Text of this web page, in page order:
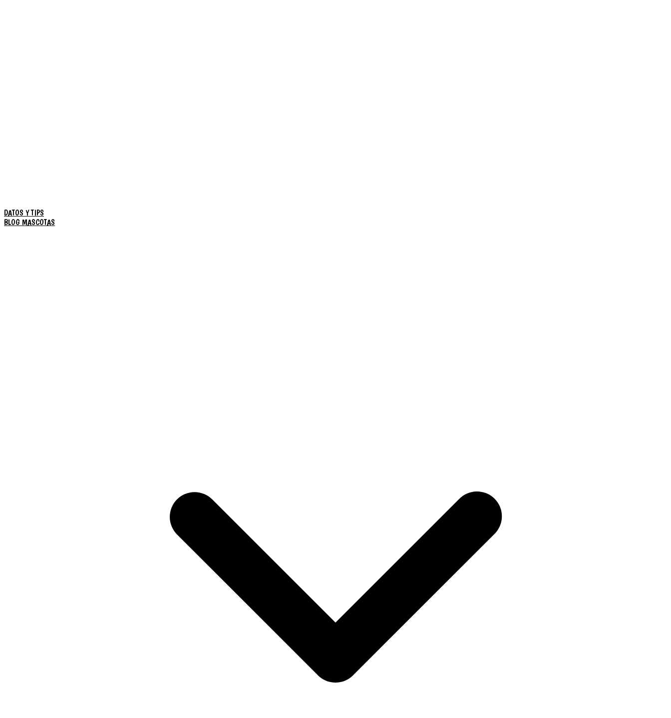
DATOS Y TIPS
BLOG MASCOTAS